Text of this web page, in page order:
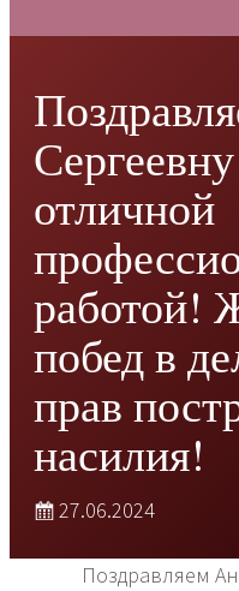
отличной
работой!
побед в
прав
насилия!
27.06.2024
Поздравляем